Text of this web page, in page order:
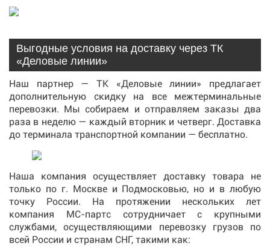
Выгодные условия на доставку через ТК
«Деловые линии»
Наш партнер — ТК «Деловые линии» предлагает
дополнительную скидку на все межтерминальные
перевозки. Мы собираем и отправляем заказы два
раза в неделю — каждый вторник и четверг. Доставка
до терминала транспортной компании — бесплатно.
Наша компания осуществляет доставку товара не
только по г. Москве и Подмосковью, но и в любую
точку России. На протяжении нескольких лет
компания МС-партс сотрудничает с крупными
службами, осуществляющими перевозку грузов по
всей России и странам СНГ, такими как: